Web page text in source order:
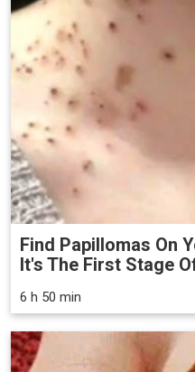
Find Papillomas On
It's The First Stage
6 h 50 min